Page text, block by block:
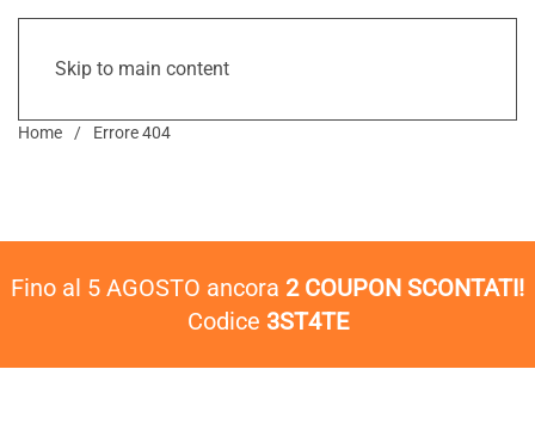
Skip to main content
Home Errore 404
Fino al 5 AGOSTO ancora 2 COUPON SCONTATI!
Codice 3ST4TE